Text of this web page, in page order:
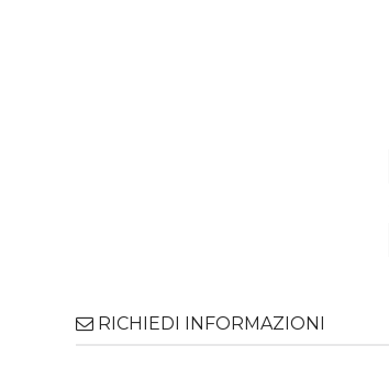
RICHIEDI INFORMAZIONI